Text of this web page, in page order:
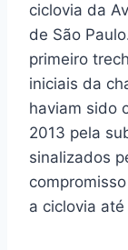
ciclovia da
de São
primeiro
iniciais da
haviam sido
2013 pela
sinalizados
a ciclovia